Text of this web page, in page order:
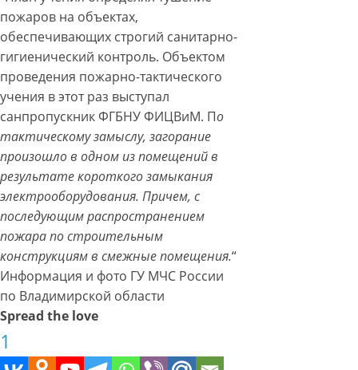
пожаров на объектах,
обеспечивающих строгий санитарно-
гигиенический контроль. Объектом
проведения пожарно-тактического
учения в этот раз выступал
санпропускник ФГБНУ ФИЦВиМ. По
тактическому замыслу, загорание
произошло в одном из помещений в
результате короткого замыкания
электрооборудования. Причем, с
последующим распространением
пожара по строительным
конструкциям в смежные помещения.“
Информация и фото ГУ МЧС России
по Владимирской области
Spread the love
1